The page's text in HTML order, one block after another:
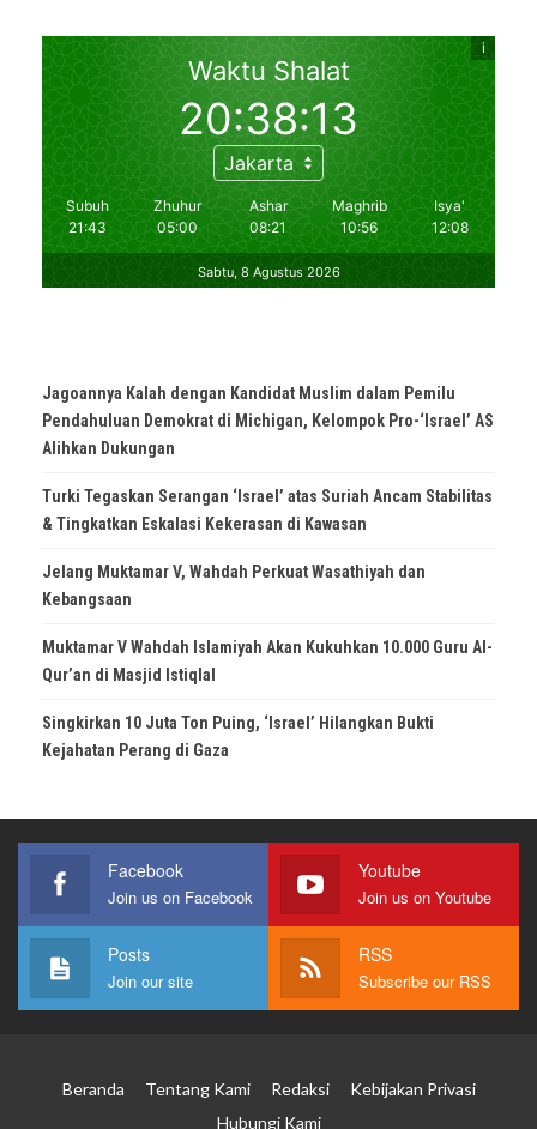
Jagoannya Kalah dengan Kandidat Muslim dalam Pemilu
Pendahuluan Demokrat di Michigan, Kelompok Pro-‘Israel’ AS
Alihkan Dukungan
Turki Tegaskan Serangan ‘Israel’ atas Suriah Ancam Stabilitas
& Tingkatkan Eskalasi Kekerasan di Kawasan
Jelang Muktamar V, Wahdah Perkuat Wasathiyah dan
Kebangsaan
Muktamar V Wahdah Islamiyah Akan Kukuhkan 10.000 Guru Al-
Qur’an di Masjid Istiqlal
Singkirkan 10 Juta Ton Puing, ‘Israel’ Hilangkan Bukti
Kejahatan Perang di Gaza
Facebook
Join us on Facebook
Youtube
Join us on Youtube
Posts
Join our site
RSS
Subscribe our RSS
Beranda Tentang Kami Redaksi
Kebijakan Privasi
Hubungi Kami